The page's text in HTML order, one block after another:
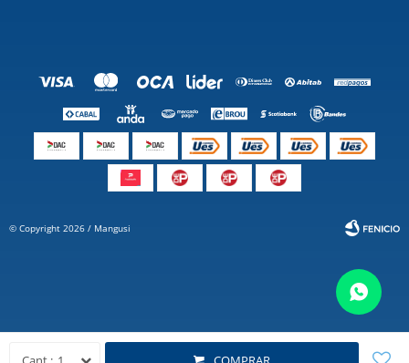
© Copyright 2026 / Mangusi
Fenicio